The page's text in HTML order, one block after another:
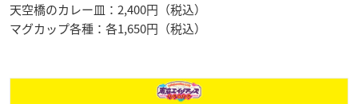
天空橋のカレー皿：2,400円（税込）
マグカップ各種：各1,650円（税込）